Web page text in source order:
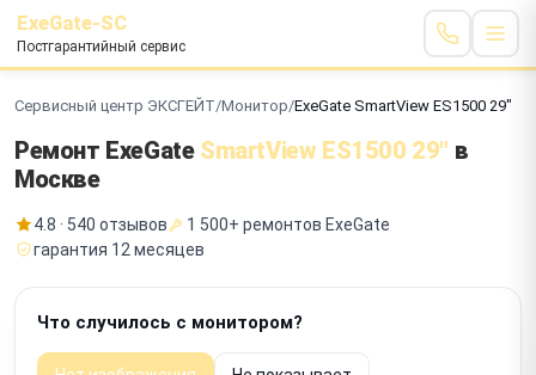
ExeGate-SC
Постгарантийный сервис
Сервисный центр ЭКСГЕЙТ/Монитор/ExeGate SmartView ES1500 29"
Ремонт ExeGate SmartView ES1500 29" в
Москве
4.8 · 540 отзывов
1 500+ ремонтов ExeGate
гарантия 12 месяцев
Что случилось с монитором?